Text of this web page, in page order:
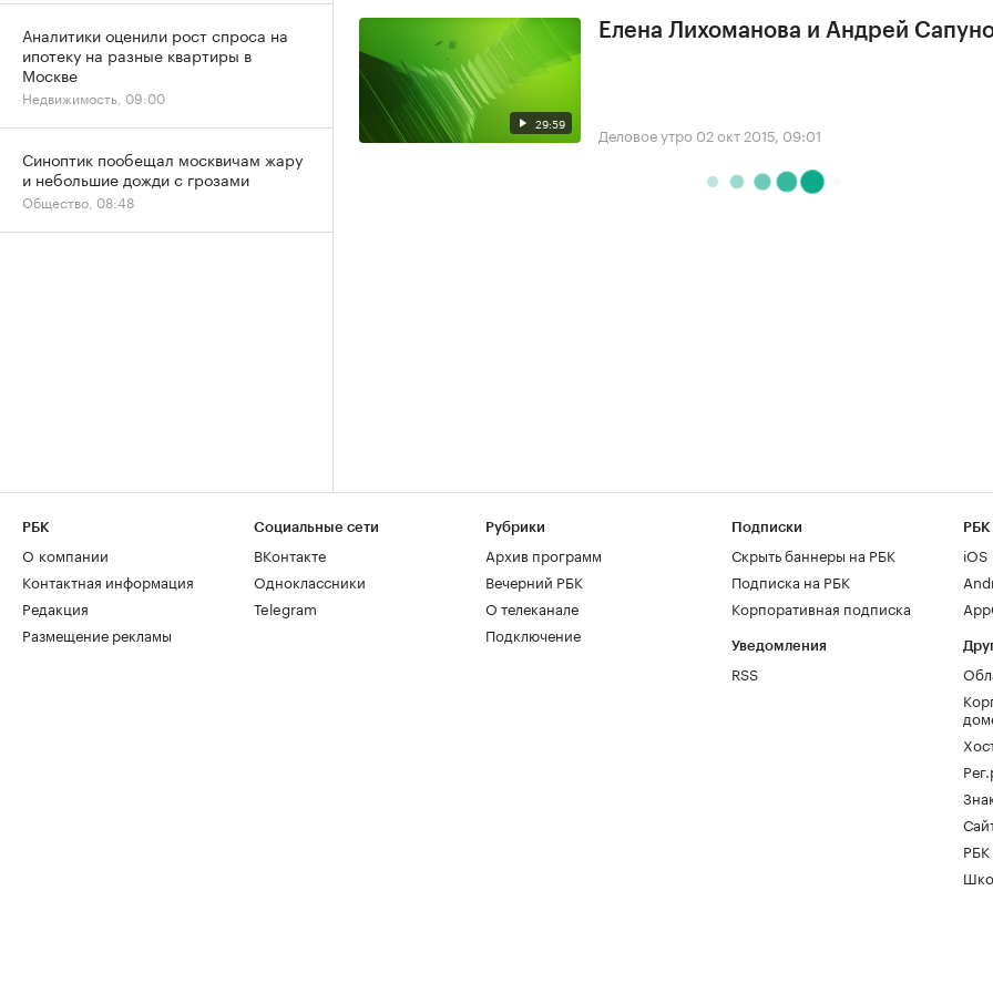
29:59
Елена Лихоманова и Андрей
Деловое утро 02 окт 2015, 09:01
Аналитики оценили рост спроса на
ипотеку на разные квартиры в
Москве
Недвижимость, 09:00
Синоптик пообещал москвичам жару
и небольшие дожди с грозами
Общество, 08:48
РБК
О компании
Контактная информация
Редакция
Размещение рекламы
Социальные сети
ВКонтакте
Одноклассники
Telegram
Рубрики
Архив программ
Вечерний РБК
О телеканале
Подключение
Подписки
Скрыть баннеры на РБК
Подписка на РБК
Корпоративная подписка
Уведомления
RSS
РБК
iOS